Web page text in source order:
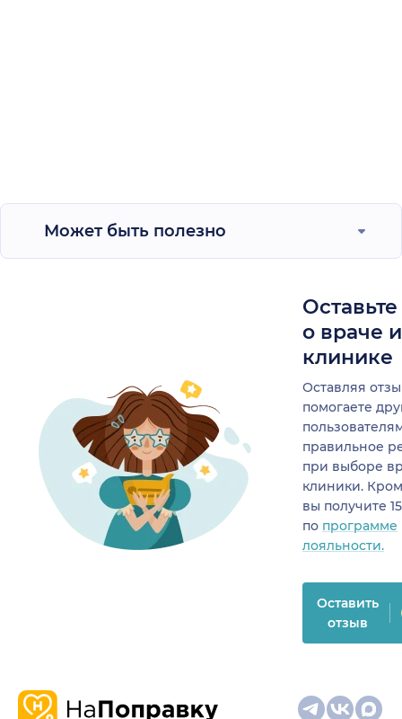
Может быть полезно
о враче
клинике
Оставляя
помогаете
правильное
при выборе
клиники.
вы получите
по программе
лояльности.
Оставить
отзыв